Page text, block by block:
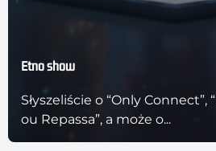
Etno show
Słyszeliście o “Only Connect”,
ou Repassa”, a może o...